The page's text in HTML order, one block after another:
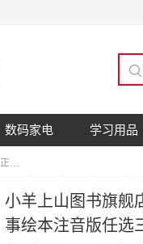
数码家电 学习用品
小羊上山图书旗舰店！正版迪士尼动画故事绘本注音版任选三本
小羊上山图书旗舰
事绘本注音版任选